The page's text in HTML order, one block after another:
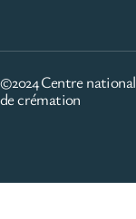
©2024 Centre national
de crémation